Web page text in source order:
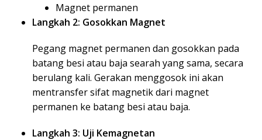
Magnet permanen
Langkah 2: Gosokkan Magnet
Pegang magnet permanen dan gosokkan pada
batang besi atau baja searah yang sama, secara
berulang kali. Gerakan menggosok ini akan
mentransfer sifat magnetik dari magnet
permanen ke batang besi atau baja.
Langkah 3: Uji Kemagnetan